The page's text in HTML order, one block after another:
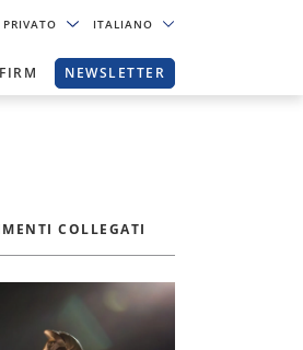
ITALIANO
NEWSLETTER
COLLEGATI